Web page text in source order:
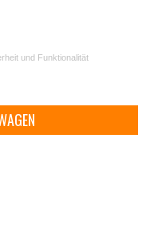
und Funktionalität